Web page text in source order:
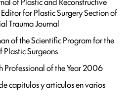
for Plastic Surgery Section of
Trauma Journal
of the Scientific Program for the
Surgeons
Professional of the Year 2006
capitulos y articulos en varios